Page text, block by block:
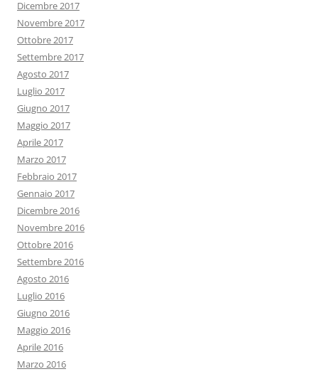
Dicembre 2017
Novembre 2017
Ottobre 2017
Settembre 2017
Agosto 2017
Luglio 2017
Giugno 2017
Maggio 2017
Aprile 2017
Marzo 2017
Febbraio 2017
Gennaio 2017
Dicembre 2016
Novembre 2016
Ottobre 2016
Settembre 2016
Agosto 2016
Luglio 2016
Giugno 2016
Maggio 2016
Aprile 2016
Marzo 2016